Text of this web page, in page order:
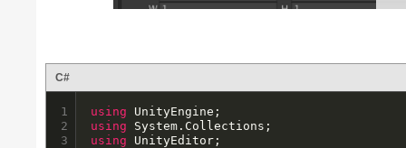
C#
1
2
3
using
using
using